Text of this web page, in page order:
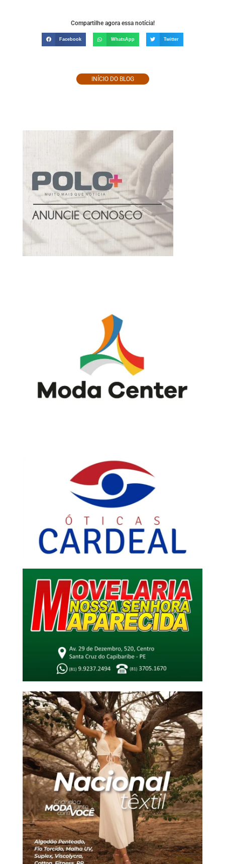
Compartilhe agora essa notícia!
Facebook WhatsApp Twitter
INÍCIO DO BLOG